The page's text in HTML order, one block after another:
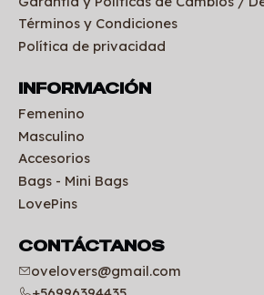
Términos y Condiciones
Política de privacidad
INFORMACIÓN
Femenino
Masculino
Accesorios
Bags - Mini Bags
LovePins
CONTÁCTANOS
ovelovers@gmail.com